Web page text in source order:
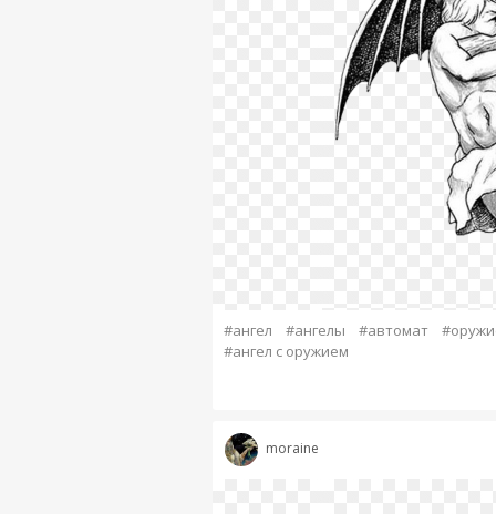
#ангел #ангелы #автомат
#ангел с оружием
moraine